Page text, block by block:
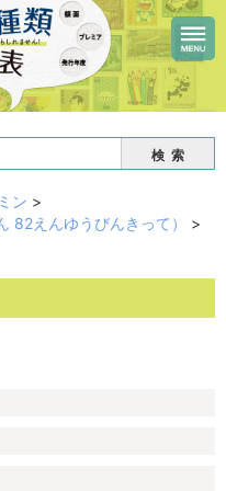
検索
ン >
82えんゆうびんきって）
>